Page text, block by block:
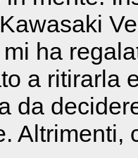
ha
a ritirarla
da
Altrimenti,